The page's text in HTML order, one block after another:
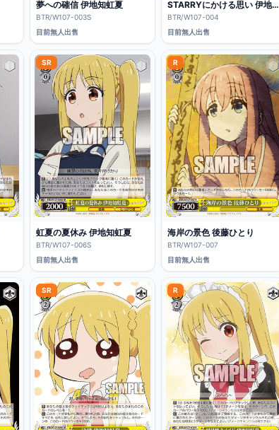
夢への確信 伊地知虹夏
BTR/W107-003S
目前無人出售
STARRYにかける思い 伊地知虹夏
BTR/W107-004
目前無人出售
SR
虹夏の夏休み 伊地知虹夏
BTR/W107-006S
目前無人出售
R
海岸の景色 後藤ひとり
BTR/W107-007
目前無人出售
SR R